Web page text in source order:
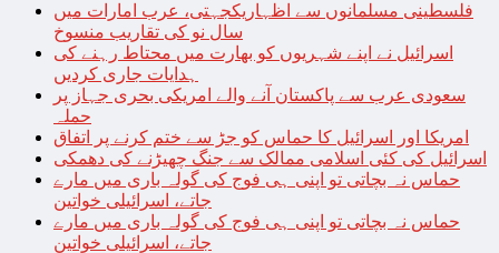
فلسطینی مسلمانوں سے اظہاریکجہتی، عرب امارات میں
سال نو کی تقاریب منسوخ
اسرائیل نے اپنے شہریوں کو بھارت میں محتاط رہنے کی
ہدایات جاری کردیں
سعودی عرب سے پاکستان آنے والے امریکی بحری جہاز پر
حملہ
امریکا اور اسرائیل کا حماس کو جڑ سے ختم کرنے پر اتفاق
اسرائیل کی کئی اسلامی ممالک سے جنگ چھیڑنے کی دھمکی
حماس نہ بچاتی تو اپنی ہی فوج کی گولہ باری میں مارے
جاتے، اسرائیلی خواتین
حماس نہ بچاتی تو اپنی ہی فوج کی گولہ باری میں مارے
جاتے، اسرائیلی خواتین